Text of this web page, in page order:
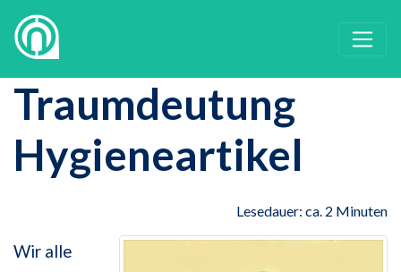
Traumdeutung
Hygieneartikel
Lesedauer: ca. 2 Minuten
Wir alle